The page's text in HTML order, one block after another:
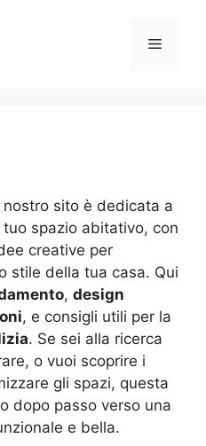
Menu
nostro sito è dedicata a
spazio abitativo, con
creative per
stile della tua casa. Qui
, design
, e consigli utili per la
. Se sei alla ricerca
o vuoi scoprire i
gli spazi, questa
dopo passo verso una
e bella.